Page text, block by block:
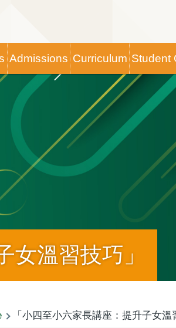
Admissions Curriculum Student
女溫習技巧」
「小四至小六家長講座：提升子女溫